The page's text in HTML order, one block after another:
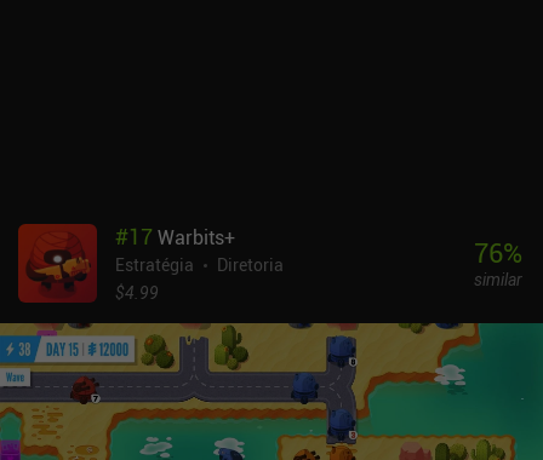
#17Warbits+
Estratégia
Diretoria
$4.99
76%
similar